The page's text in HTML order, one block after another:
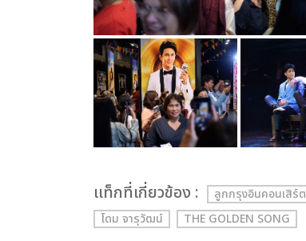
เเท็กที่เกี่ยวข้อง : ลูกกรุงอินคอนเสิร์ต
โดม จารุวัฒน์
THE GOLDEN SONG